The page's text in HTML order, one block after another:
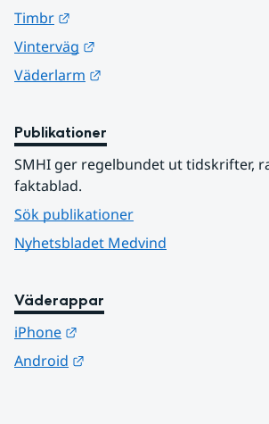
Timbr
Vinterväg
Väderlarm
Publikationer
SMHI ger regelbundet ut tidskrifter,
faktablad.
Sök publikationer
Nyhetsbladet Medvind
Väderappar
iPhone
Android